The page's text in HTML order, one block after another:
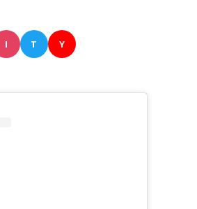
I T Y